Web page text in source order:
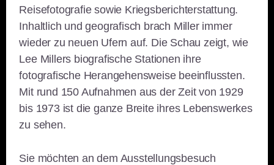
Reisefotografie sowie Kriegsberichterstattung.
Inhaltlich und geografisch brach Miller immer
wieder zu neuen Ufern auf. Die Schau zeigt, wie
Lee Millers biografische Stationen ihre
fotografische Herangehensweise beeinflussten.
Mit rund 150 Aufnahmen aus der Zeit von 1929
bis 1973 ist die ganze Breite ihres Lebenswerkes
zu sehen.
Sie möchten an dem Ausstellungsbesuch